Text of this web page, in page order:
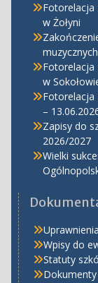
Fotorelacja
w Żołyni
Fotorelacja
w
Fotorelacja
–
Zapisy do
2026/2027
Wielki
Wpisy do
Statuty